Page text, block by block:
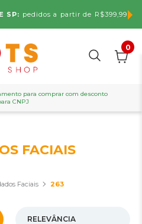
SP: pedidos a partir de R$399,99
0
para comprar com desconto
CNPJ
FACIAIS
Faciais 263